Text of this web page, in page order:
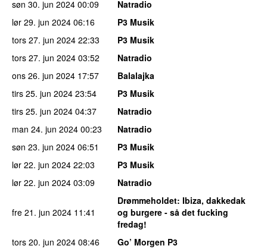
søn 30. jun 2024 00:09
Natradio
lør 29. jun 2024 06:16
P3 Musik
tors 27. jun 2024 22:33
P3 Musik
tors 27. jun 2024 03:52
Natradio
ons 26. jun 2024 17:57
Balalajka
tirs 25. jun 2024 23:54
P3 Musik
tirs 25. jun 2024 04:37
Natradio
man 24. jun 2024 00:23
Natradio
søn 23. jun 2024 06:51
P3 Musik
lør 22. jun 2024 22:03
P3 Musik
lør 22. jun 2024 03:09 Natradio
fre 21. jun 2024 11:41
Drømmeholdet: Ibiza, dakkedak
og burgere - så det fucking
fredag!
tors 20. jun 2024 08:46
Go’ Morgen P3